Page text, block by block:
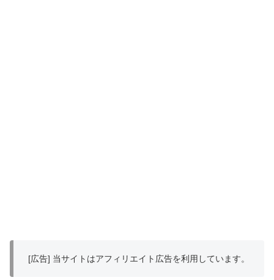
[広告] 当サイトはアフィリエイト広告を利用しています。